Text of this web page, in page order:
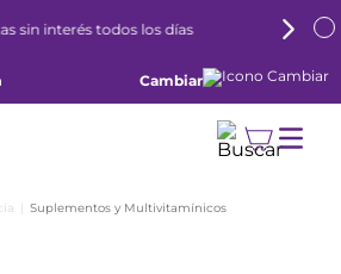
sin interés todos los días
Cambiar
Suplementos y Multivitamínicos